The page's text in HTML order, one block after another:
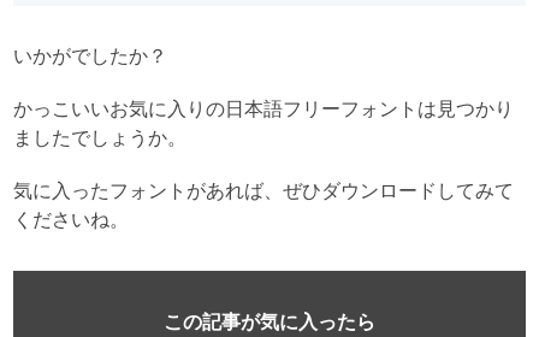
いかがでしたか？
かっこいいお気に入りの日本語フリーフォントは見つかり
ましたでしょうか。
気に入ったフォントがあれば、ぜひダウンロードしてみて
くださいね。
この記事が気に入ったら